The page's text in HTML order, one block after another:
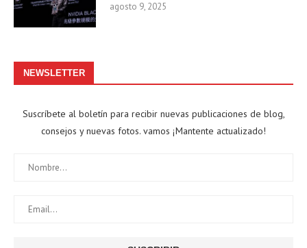
agosto 9, 2025
NEWSLETTER
Suscríbete al boletín para recibir nuevas publicaciones de blog,
consejos y nuevas fotos. vamos ¡Mantente actualizado!